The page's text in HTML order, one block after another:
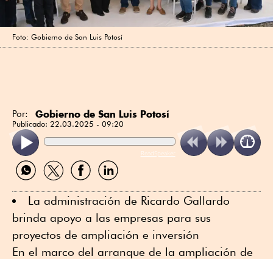
Foto: Gobierno de San Luis Potosí
Por: Gobierno de San Luis Potosí
Publicado: 22.03.2025 - 09:20
ReadSpeaker
Compartir
por
Compartir
por
Compartir
por
Compartir
por
La administración de Ricardo Gallardo
brinda apoyo a las empresas para sus
proyectos de ampliación e inversión
En el marco del arranque de la ampliación de